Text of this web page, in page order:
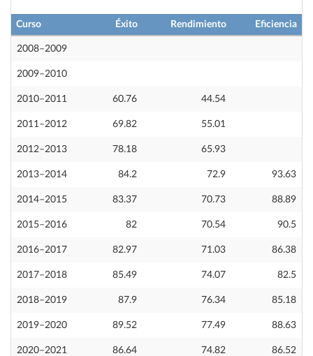
Curso Éxito Rendimiento Eficiencia
2008–2009
2009–2010
2010–2011 60.76 44.54
2011–2012 69.82 55.01
2012–2013 78.18 65.93
2013–2014 84.2 72.9 93.63
2014–2015 83.37 70.73 88.89
2015–2016 82 70.54 90.5
2016–2017 82.97 71.03 86.38
2017–2018 85.49 74.07 82.5
2018–2019 87.9 76.34 85.18
2019–2020 89.52 77.49 88.63
2020–2021 86.64 74.82 86.52